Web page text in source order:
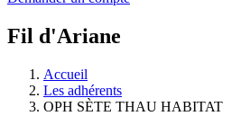
Fil d'Ariane
Accueil
Les adhérents
OPH SÈTE THAU HABITAT